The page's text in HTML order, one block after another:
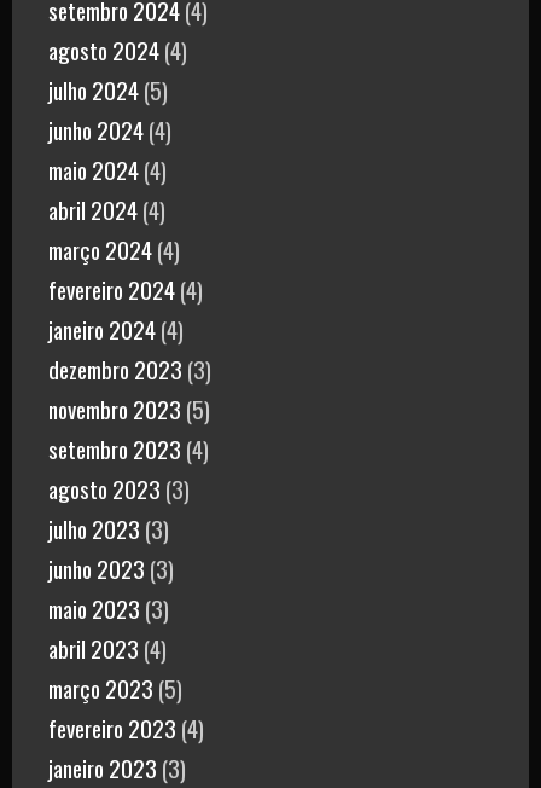
setembro 2024(4)
agosto 2024(4)
julho 2024(5)
junho 2024(4)
maio 2024(4)
abril 2024(4)
março 2024(4)
fevereiro 2024(4)
janeiro 2024(4)
dezembro 2023 (3)
novembro 2023 (5)
setembro 2023 (4)
agosto 2023 (3)
julho 2023 (3)
junho 2023 (3)
maio 2023 (3)
abril 2023 (4)
março 2023 (5)
fevereiro 2023 (4)
janeiro 2023 (3)